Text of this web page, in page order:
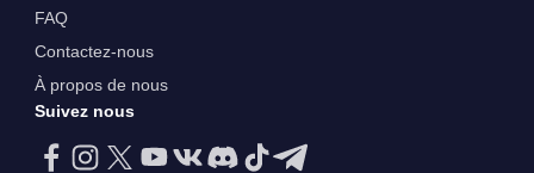
FAQ
Contactez-nous
À propos de nous
Suivez nous